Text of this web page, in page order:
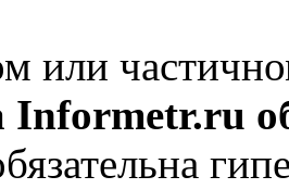
или
Informetr.ru